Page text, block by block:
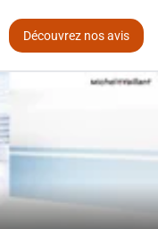
Découvrez nos avis